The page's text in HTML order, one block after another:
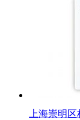
上海崇明